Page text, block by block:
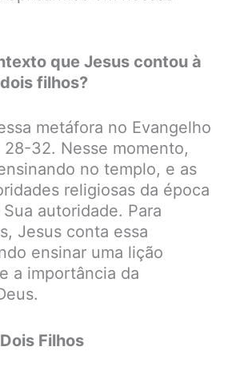
que Jesus contou à
filhos?
metáfora no Evangelho
28-32. Nesse momento,
no templo, e as
religiosas da época
autoridade. Para
Jesus conta essa
ensinar uma lição
a importância da
Filhos